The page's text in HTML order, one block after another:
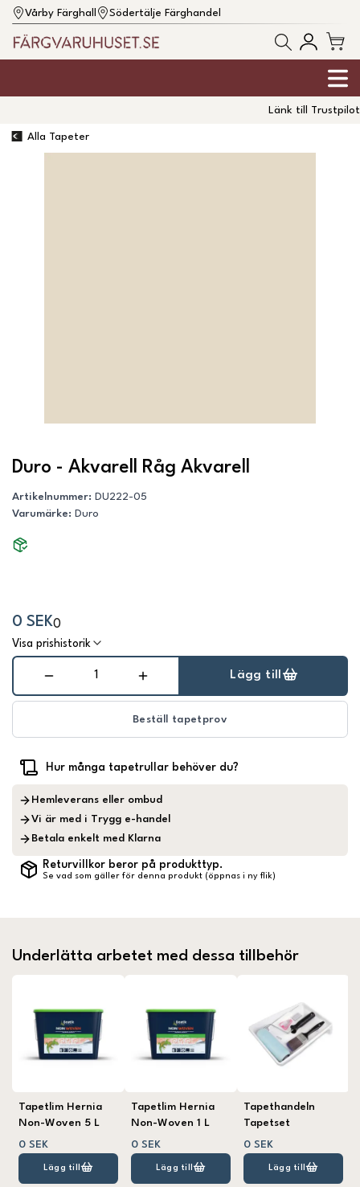
Vårby Färghall Södertälje Färghandel
Länk till Trustpilot
Alla Tapeter
Duro - Akvarell Råg Akvarell
Artikelnummer: DU222-05
Varumärke: Duro
0 SEK0
Visa prishistorik
Lägg till
Beställ tapetprov
Hur många tapetrullar behöver du?
Hemleverans eller ombud
Vi är med i Trygg e-handel
Betala enkelt med Klarna
Returvillkor beror på produkttyp.
Se vad som gäller för denna produkt (öppnas i ny flik)
Underlätta arbetet med dessa tillbehör
Tapetlim Hernia
Non-Woven 5 L
0 SEK
Lägg till
Tapetlim Hernia
Non-Woven 1 L
0 SEK
Lägg till
Tapethandeln
Tapetset
0 SEK
Lägg till